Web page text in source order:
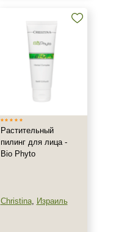
Растительный
пилинг для лица -
Bio Phyto
Christina, Израиль